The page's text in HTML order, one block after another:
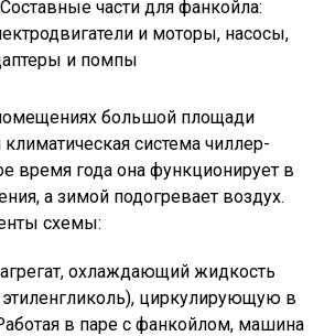
большой площади
климатическая система чиллер-
время года она функционирует в
а зимой подогревает воздух.
схемы:
охлаждающий жидкость
циркулирующую в
в паре с фанкойлом, машина